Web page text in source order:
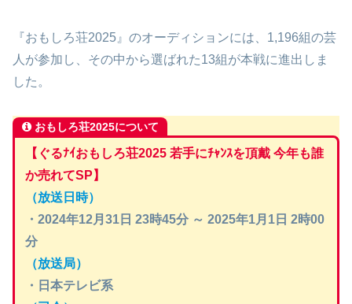
『おもしろ荘2025』のオーディションには、1,196組の芸
人が参加し、その中から選ばれた13組が本戦に進出しま
した。
おもしろ荘2025について
【ぐるﾅｲおもしろ荘2025 若手にﾁｬﾝｽを頂戴 今年も誰
か売れてSP】
（放送日時）
・2024年12月31日 23時45分 ～ 2025年1月1日 2時00
分
（放送局）
・日本テレビ系